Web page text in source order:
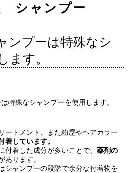
シャンプー
ンプーは特殊なシ
ます。
特殊なシャンプーを使用します。
ートメント、また粉塵やヘアカラー
着しています。
着した成分が多いことで、 薬剤の
あります。
シャンプーの段階で余分な付着物を